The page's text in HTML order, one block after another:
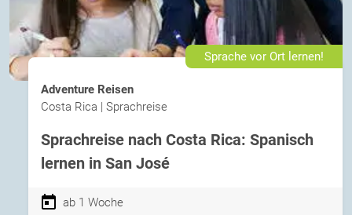
Sprache vor Ort lernen!
Adventure Reisen
Costa Rica | Sprachreise
Sprachreise nach Costa Rica: Spanisch
lernen in San José
ab 1 Woche